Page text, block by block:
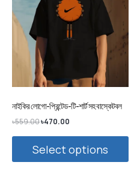
নাইকির লোগো-প্রিন্টেড-টি-শার্ট সহ বাস্কেটবল
৳559.00৳470.00
Select options